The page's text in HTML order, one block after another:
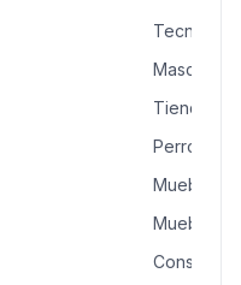
Mascotas
Tiendas &
Perros en
Muebles
Muebles